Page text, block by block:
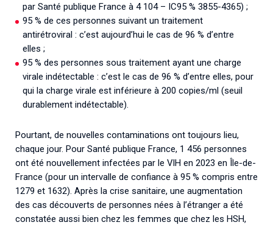
par Santé publique France à 4 104 – IC95 % 3855-4365) ;
95 % de ces personnes suivant un traitement
antirétroviral : c’est aujourd’hui le cas de 96 % d’entre
elles ;
95 % des personnes sous traitement ayant une charge
virale indétectable : c’est le cas de 96 % d’entre elles, pour
qui la charge virale est inférieure à 200 copies/ml (seuil
durablement indétectable).
Pourtant, de nouvelles contaminations ont toujours lieu,
chaque jour. Pour Santé publique France, 1 456 personnes
ont été nouvellement infectées par le VIH en 2023 en Île-de-
France (pour un intervalle de confiance à 95 % compris entre
1279 et 1632). Après la crise sanitaire, une augmentation
des cas découverts de personnes nées à l’étranger a été
constatée aussi bien chez les femmes que chez les HSH,